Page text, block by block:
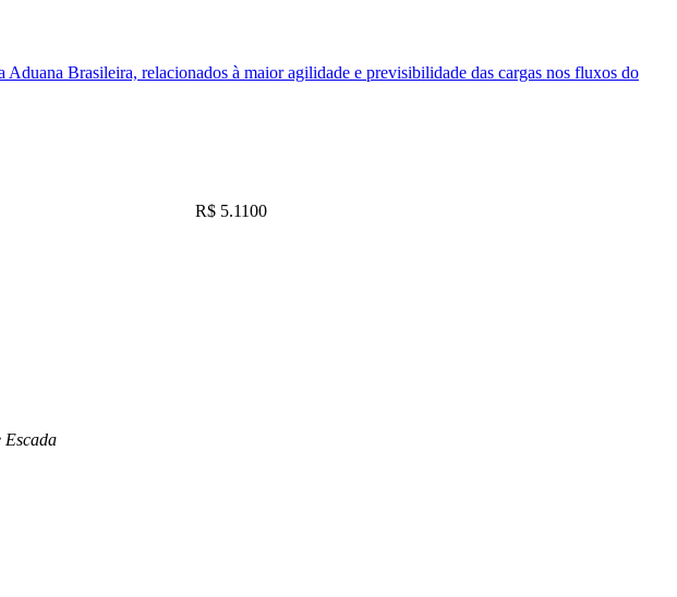
Brasileira, relacionados à maior agilidade e previsibilidade das cargas nos fluxos do
R$ 5.1100